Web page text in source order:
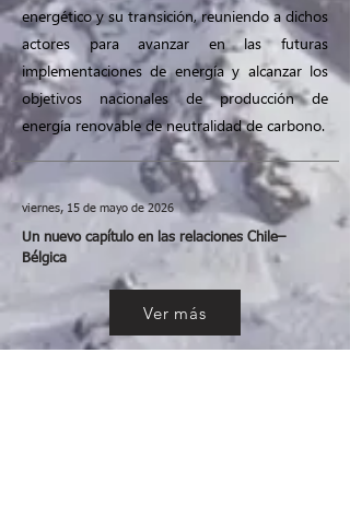
energético y su transición, reuniendo a dichos
actores para avanzar en las futuras
implementaciones de energía y alcanzar los
objetivos nacionales de producción de
energía renovable de neutralidad de carbono.
viernes, 15 de mayo de 2026
Un nuevo capítulo en las relaciones Chile–
Bélgica
Ver más